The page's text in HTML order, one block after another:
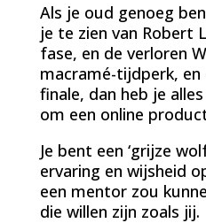
Als je oud genoeg
je te zien van Robert
fase, en de verloren
macramé-tijdperk, en
finale, dan heb je
om een online
Je bent een ‘grijze
ervaring en wijsheid
een mentor zou
die willen zijn zoals jij.